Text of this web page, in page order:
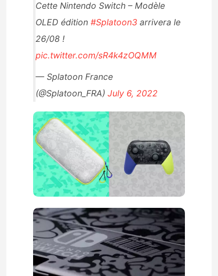
Cette Nintendo Switch – Modèle
OLED édition#Splatoon3 arrivera le
26/08 !
pic.twitter.com/sR4k4zOQMM
— Splatoon France
(@Splatoon_FRA)July 6, 2022